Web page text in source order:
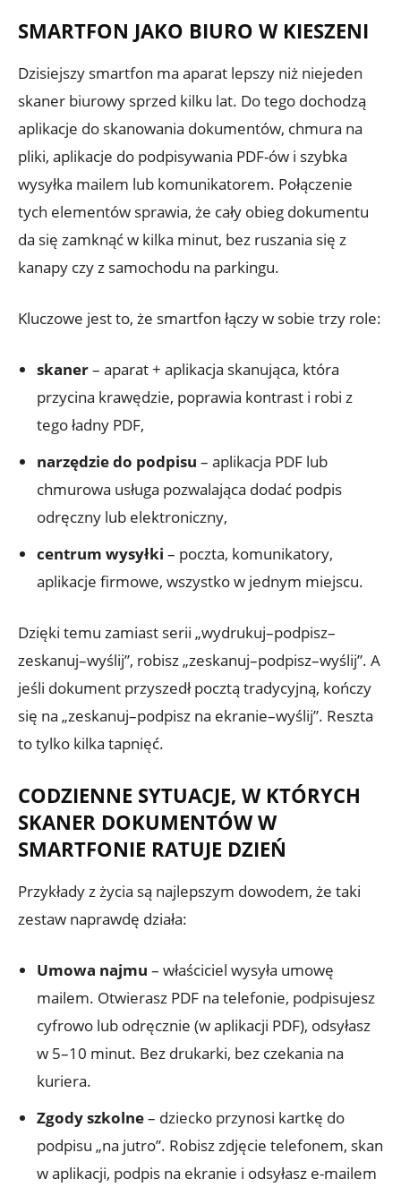
SMARTFON JAKO BIURO W KIESZENI
Dzisiejszy smartfon ma aparat lepszy niż niejeden
skaner biurowy sprzed kilku lat. Do tego dochodzą
aplikacje do skanowania dokumentów, chmura na
pliki, aplikacje do podpisywania PDF-ów i szybka
wysyłka mailem lub komunikatorem. Połączenie
tych elementów sprawia, że cały obieg dokumentu
da się zamknąć w kilka minut, bez ruszania się z
kanapy czy z samochodu na parkingu.
Kluczowe jest to, że smartfon łączy w sobie trzy role:
skaner– aparat + aplikacja skanująca, która
przycina krawędzie, poprawia kontrast i robi z
tego ładny PDF,
narzędzie do podpisu – aplikacja PDF lub
chmurowa usługa pozwalająca dodać podpis
odręczny lub elektroniczny,
centrum wysyłki – poczta, komunikatory,
aplikacje firmowe, wszystko w jednym miejscu.
Dzięki temu zamiast serii „wydrukuj–podpisz–
zeskanuj–wyślij”, robisz „zeskanuj–podpisz–wyślij”. A
jeśli dokument przyszedł pocztą tradycyjną, kończy
się na „zeskanuj–podpisz na ekranie–wyślij”. Reszta
to tylko kilka tapnięć.
CODZIENNE SYTUACJE, W KTÓRYCH
SKANER DOKUMENTÓW W
SMARTFONIE RATUJE DZIEŃ
Przykłady z życia są najlepszym dowodem, że taki
zestaw naprawdę działa:
Umowa najmu – właściciel wysyła umowę
mailem. Otwierasz PDF na telefonie, podpisujesz
cyfrowo lub odręcznie (w aplikacji PDF), odsyłasz
w 5–10 minut. Bez drukarki, bez czekania na
kuriera.
Zgody szkolne– dziecko przynosi kartkę do
podpisu „na jutro”. Robisz zdjęcie telefonem, skan
w aplikacji, podpis na ekranie i odsyłasz e-mailem